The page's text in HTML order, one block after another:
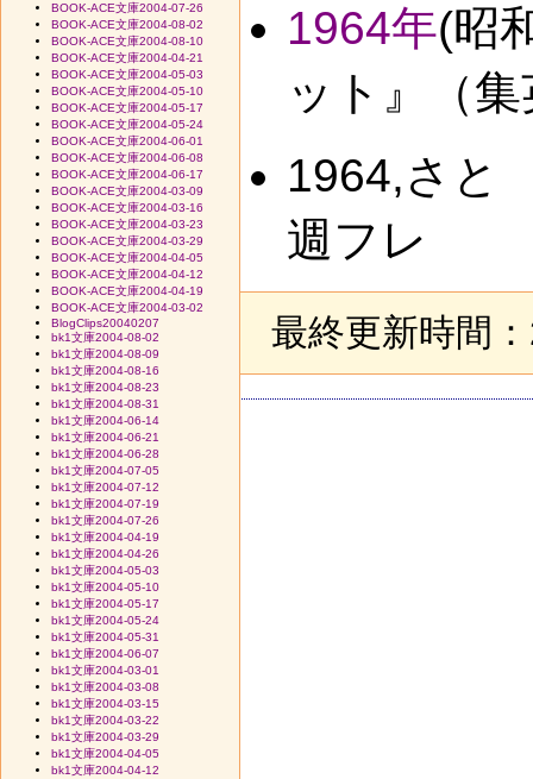
1964年(昭
ット』（
1964,さ
週フレ
最終更新時間
BOOK-ACE文庫2004-07-26
BOOK-ACE文庫2004-08-02
BOOK-ACE文庫2004-08-10
BOOK-ACE文庫2004-04-21
BOOK-ACE文庫2004-05-03
BOOK-ACE文庫2004-05-10
BOOK-ACE文庫2004-05-17
BOOK-ACE文庫2004-05-24
BOOK-ACE文庫2004-06-01
BOOK-ACE文庫2004-06-08
BOOK-ACE文庫2004-06-17
BOOK-ACE文庫2004-03-09
BOOK-ACE文庫2004-03-16
BOOK-ACE文庫2004-03-23
BOOK-ACE文庫2004-03-29
BOOK-ACE文庫2004-04-05
BOOK-ACE文庫2004-04-12
BOOK-ACE文庫2004-04-19
BOOK-ACE文庫2004-03-02
BlogClips20040207
bk1文庫2004-08-02
bk1文庫2004-08-09
bk1文庫2004-08-16
bk1文庫2004-08-23
bk1文庫2004-08-31
bk1文庫2004-06-14
bk1文庫2004-06-21
bk1文庫2004-06-28
bk1文庫2004-07-05
bk1文庫2004-07-12
bk1文庫2004-07-19
bk1文庫2004-07-26
bk1文庫2004-04-19
bk1文庫2004-04-26
bk1文庫2004-05-03
bk1文庫2004-05-10
bk1文庫2004-05-17
bk1文庫2004-05-24
bk1文庫2004-05-31
bk1文庫2004-06-07
bk1文庫2004-03-01
bk1文庫2004-03-08
bk1文庫2004-03-15
bk1文庫2004-03-22
bk1文庫2004-03-29
bk1文庫2004-04-05
bk1文庫2004-04-12